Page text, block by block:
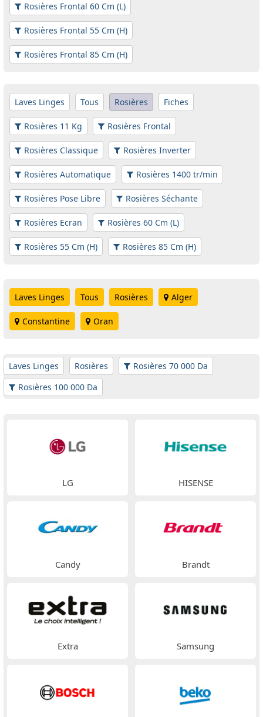
Rosières Frontal 60 Cm (L)
Rosières Frontal 55 Cm (H)
Rosières Frontal 85 Cm (H)
Laves Linges Tous Rosières Fiches
Rosières 11 Kg Rosières Frontal
Rosières Classique Rosières Inverter
Rosières Automatique Rosières 1400 tr/min
Rosières Pose Libre Rosières Séchante
Rosières Ecran Rosières 60 Cm (L)
Rosières 55 Cm (H) Rosières 85 Cm (H)
Laves Linges Tous Rosières Alger
Constantine Oran
Laves Linges Rosières
Rosières 70 000 Da
Rosières 100 000 Da
LG HISENSE
Candy Brandt
Extra Samsung